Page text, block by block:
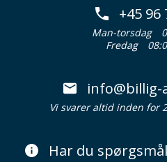
+45 96
Man-torsdag
Fredag
Vi svarer altid inden for
Har du